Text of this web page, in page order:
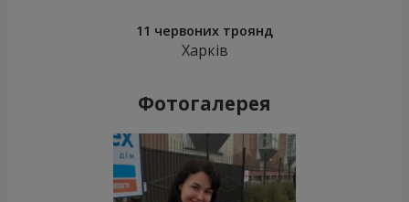
11 червоних троянд
Харків
Фотогалерея